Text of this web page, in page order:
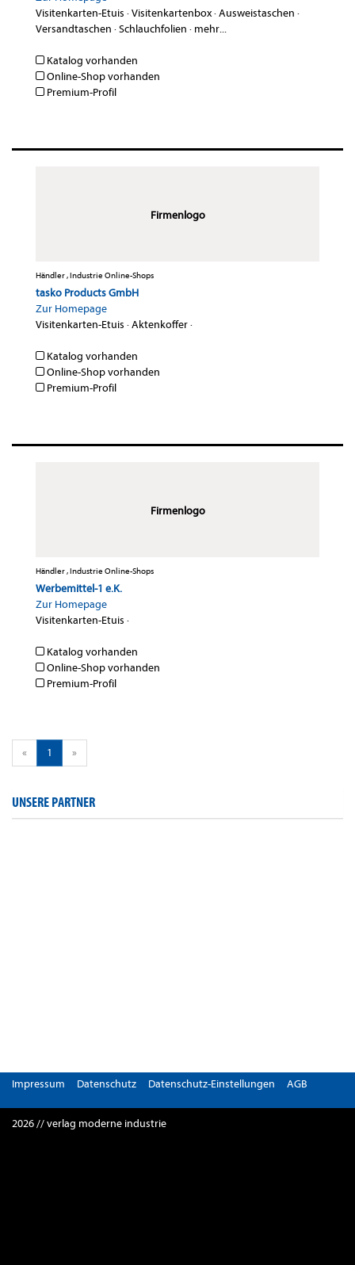
Visitenkarten-Etuis ·Visitenkartenbox·Ausweistaschen ·
Versandtaschen ·Schlauchfolien · mehr...
Katalog vorhanden
Online-Shop vorhanden
Premium-Profil
Firmenlogo
Händler , Industrie Online-Shops
tasko Products GmbH
Zur Homepage
Visitenkarten-Etuis ·Aktenkoffer·
Katalog vorhanden
Online-Shop vorhanden
Premium-Profil
Firmenlogo
Händler , Industrie Online-Shops
Werbemittel-1 e.K.
Zur Homepage
Visitenkarten-Etuis ·
Katalog vorhanden
Online-Shop vorhanden
Premium-Profil
« 1 »
UNSERE PARTNER
Impressum Datenschutz Datenschutz-Einstellungen AGB
2026 // verlag moderne industrie